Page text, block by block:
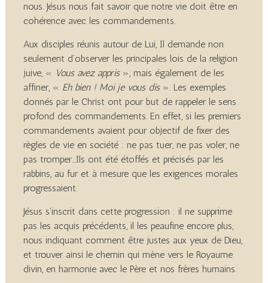
nous. Jésus nous fait savoir que notre vie doit être en
cohérence avec les commandements.
Aux disciples réunis autour de Lui, Il demande non
seulement d’observer les principales lois de la religion
juive, « Vous avez appris », mais également de les
affiner, « Eh bien ! Moi je vous dis ». Les exemples
donnés par le Christ ont pour but de rappeler le sens
profond des commandements. En effet, si les premiers
commandements avaient pour objectif de fixer des
règles de vie en société : ne pas tuer, ne pas voler, ne
pas tromper…Ils ont été étoffés et précisés par les
rabbins, au fur et à mesure que les exigences morales
progressaient.
Jésus s’inscrit dans cette progression : il ne supprime
pas les acquis précédents, il les peaufine encore plus,
nous indiquant comment être justes aux yeux de Dieu,
et trouver ainsi le chemin qui mène vers le Royaume
divin, en harmonie avec le Père et nos frères humains.